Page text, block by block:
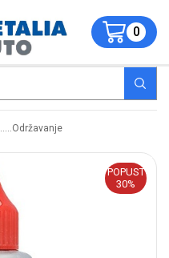
0
.....Održavanje
POPUST
30%